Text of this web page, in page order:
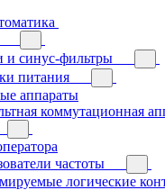
и синус-фильтры
питания
аппараты
коммутационная
частоты
логические